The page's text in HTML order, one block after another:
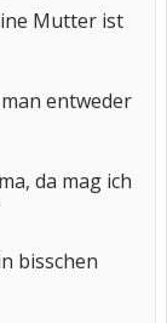
Mutter ist
entweder
da mag ich
bisschen